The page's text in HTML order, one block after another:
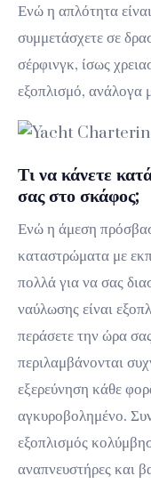
Ενώ η απλότητα
συμμετάσχετε σε
σέρφινγκ, ίσως
εξοπλισμό, ανάλογα
Τι να κάνετε
σας στο σκάφος;
Ενώ η άμεση
καταστρώματα με
πολλά για να σας
ναύλωσης είναι
περάσετε την ώρα
περιλαμβάνονται
εξερεύνηση κάθε
αγκυροβολημένο.
εξοπλισμός
αναπνευστήρες και